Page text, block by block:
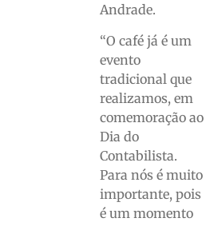
Andrade.
“O café já é um
evento
tradicional que
realizamos, em
comemoração ao
Dia do
Contabilista.
Para nós é muito
importante, pois
é um momento